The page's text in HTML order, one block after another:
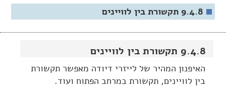
9.4.8 תקשורת בין לוויינים
האיפנון המהיר של לייזרי דיודה מאפשר תקשורת
בין לוויינים, תקשורת במרחב הפתוח ועוד.
9.4.8 תקשורת בין לוויינים